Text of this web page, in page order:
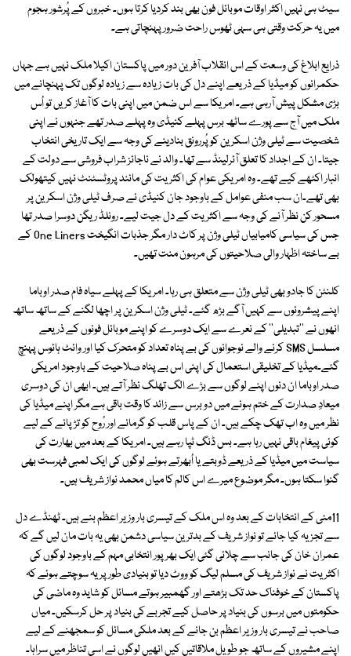
سیٹ ہی نہیں اکثر اوقات موبائل فون بھی بند کردیا کرتا ہوں۔ خبروں کے پُرشور ہجوم
میں یہ حرکت وقتی ہی سہی ٹھوس راحت ضرور پہنچاتی ہے۔
ذرایع ابلاغ کی وسعت کے اس انقلاب آفرین دور میں پاکستان اکیلا ملک نہیں ہے جہاں
حکمرانوں کو میڈیا کے ذریعے اپنے دل کی بات زیادہ سے زیادہ لوگوں تک پہنچانے میں
بڑی مشکل پیش آرہی ہے۔ امریکا سے اس ضمن میں اپنی بات کا آغاز کریں تو اُس
ملک میں آج سے پورے ساٹھ برس پہلے کنیڈی وہ پہلے صدر تھے جنہوں نے اپنی
شخصیت سے ٹیلی وژن اسکرین کو پُررونق بنادینے کی وجہ سے ایک تاریخی انتخاب
جیتا۔ ان کے اجداد کا تعلق آئرلینڈ سے تھا۔ والد نے ناجائز شراب فروشی سے دولت کے
انبار اکٹھے کیے تھے۔ وہ امریکی عوام کی اکثریت کی مانند پروٹسٹنٹ نہیں کیتھولک
بھی تھے۔ان سب منفی عوامل کے باوجود جان کنیڈی نے صرف ٹیلی وژن اسکرین پر
مسحور کن نظر آنے کی وجہ سے اکثریت کے دل جیت لیے۔ رونلڈ ریگن دوسرا صدر تھا
جس کی سیاسی کامیابیاں ٹیلی وژن پر کاٹ دار مگر جذبات انگیخت One Liners کے
بے ساختہ اظہار والی صلاحیتوں کی مرہون منت تھیں۔
کلنٹن کا جادو بھی ٹیلی وژن سے متعلق ہی رہا۔ امریکا کے پہلے سیاہ فام صدر اوباما
اپنے پیشروئوں سے کہیں آگے بڑھ گئے۔ ٹیلی وژن اسکرین پر اچھا لگنے کے ساتھ ساتھ
انھوں نے ''تبدیلی'' کے نعرے سے ایک دوسرے کو اپنے موبائل فونوں کے ذریعے
مسلسل SMS کرنے والے نوجوانوں کی بے پناہ تعداد کو متحرک کیا اور وائٹ ہائوس پہنچ
گئے۔میڈیا کے تخلیقی استعمال کی اپنی اس بے پناہ صلاحیت کے باوجود امریکی
صدر اوباما ان دنوں اپنے لوگوں سے بڑے الگ تھلگ نظر آتے ہیں۔ ابھی ان کی دوسری
میعادِ صدارت کے ختم ہونے میں دو برس سے زائد کا وقت باقی ہے مگر اپنے میڈیا کی
نظر میں وہ اب تھک چکے ہیں۔ ان کے پاس قلب کو گرمانے اور رُوح کو تڑپانے کے لیے
کوئی پیغام باقی نہیں رہا ہے۔ بس ڈنگ ٹپا رہے ہیں۔ امریکا کے بعد میں بھارت کی
سیاست میں میڈیا کے ذریعے ڈوبتے یا اُبھرتے ہوئے لوگوں کی ایک لمبی فہرست بھی
گنوا سکتا ہوں۔ مگر موضوع میرے اس کالم کا میاں محمد نواز شریف ہیں۔
11مئی کے انتخابات کے بعد وہ اس ملک کے تیسری بار وزیر اعظم بنے ہیں۔ ٹھنڈے دل
سے تجزیہ کیا جائے تو نواز شریف کے بدترین سیاسی دشمن بھی یہ بات مان لیں گے کہ
عمران خان کی جانب سے چلائی گئی ایک بھرپور انتخابی مہم کے باوجود لوگوں کی
اکثریت نے نواز شریف کی مسلم لیگ کو ووٹ دیا تو بنیادی طورپر یہ سوچتے ہوئے کہ
پاکستان کے خوفناک حد تک بڑھتے اور گھمبیر ہوتے مسائل کو شاید وہ ماضی کی
حکومتوں میں برسوں کی بنیاد پر حاصل کیے تجربے کی بنیاد پر حل کرسکیں۔ میاں
صاحب نے تیسری بار وزیر اعظم بن جانے کے بعد ملکی مسائل کو سمجھنے کے لیے
اپنے مشیروں کے ساتھ جو طویل ملاقاتیں کیں انھیں لوگوں نے اسی تناظر میں سراہا۔